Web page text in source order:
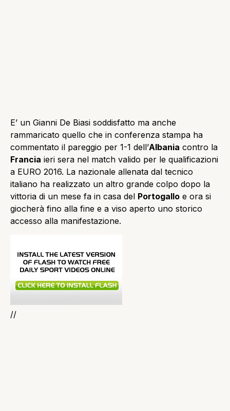
E’ un Gianni De Biasi soddisfatto ma anche
rammaricato quello che in conferenza stampa ha
commentato il pareggio per 1-1 dell’Albania contro la
Francia ieri sera nel match valido per le qualificazioni
a EURO 2016. La nazionale allenata dal tecnico
italiano ha realizzato un altro grande colpo dopo la
vittoria di un mese fa in casa del Portogallo e ora si
giocherà fino alla fine e a viso aperto uno storico
accesso alla manifestazione.
//